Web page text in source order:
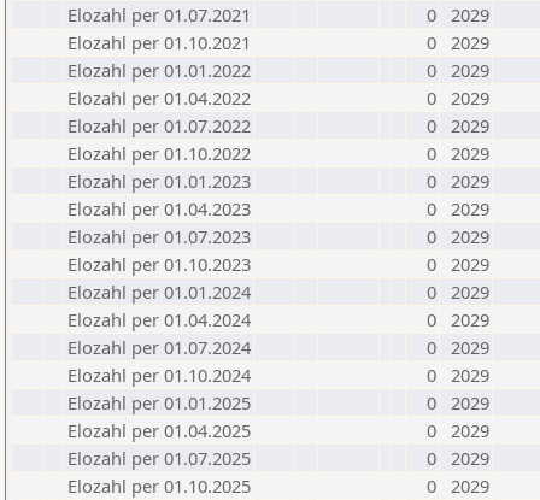
Elozahl per 01.07.2021
0 2029
Elozahl per 01.10.2021
0 2029
Elozahl per 01.01.2022
0 2029
Elozahl per 01.04.2022
0 2029
Elozahl per 01.07.2022
0 2029
Elozahl per 01.10.2022
0 2029
Elozahl per 01.01.2023
0 2029
Elozahl per 01.04.2023
0 2029
Elozahl per 01.07.2023
0 2029
Elozahl per 01.10.2023
0 2029
Elozahl per 01.01.2024
0 2029
Elozahl per 01.04.2024
0 2029
Elozahl per 01.07.2024
0 2029
Elozahl per 01.10.2024
0 2029
Elozahl per 01.01.2025
0 2029
Elozahl per 01.04.2025
0 2029
Elozahl per 01.07.2025
0 2029
Elozahl per 01.10.2025
0 2029